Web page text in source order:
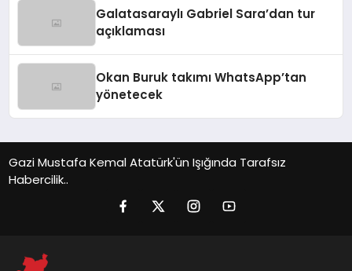
Galatasaraylı Gabriel Sara’dan tur
açıklaması
Okan Buruk takımı WhatsApp’tan
yönetecek
Gazi Mustafa Kemal Atatürk'ün Işığında Tarafsız
Habercilik..